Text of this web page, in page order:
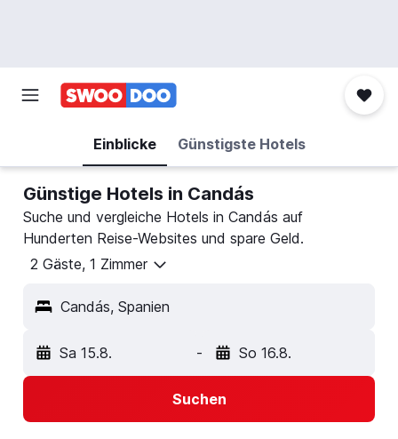
Einblicke Günstigste Hotels
Günstige Hotels in Candás
Suche und vergleiche Hotels in Candás auf
Hunderten Reise-Websites und spare Geld.
2 Gäste, 1 Zimmer
Candás, Spanien
Sa 15.8. - So 16.8.
Suchen